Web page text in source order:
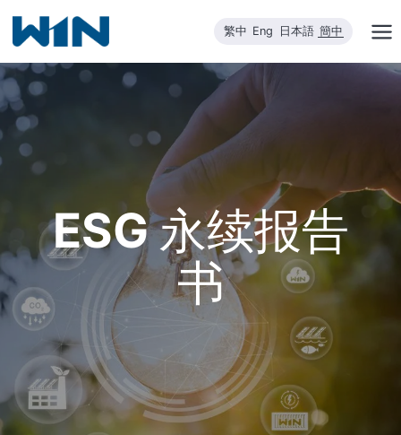
内
容
繁中 Eng 日本語 簡中
ESG 永续报告
书